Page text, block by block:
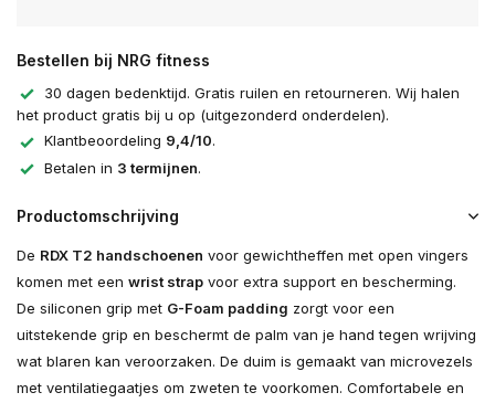
Bestellen bij NRG fitness
30 dagen bedenktijd. Gratis ruilen en retourneren. Wij halen
het product gratis bij u op (uitgezonderd onderdelen).
Klantbeoordeling 9,4/10.
Betalen in 3 termijnen.
Productomschrijving
De RDX T2 handschoenen voor gewichtheffen met open vingers
komen met een wrist strap voor extra support en bescherming.
De siliconen grip met G-Foam padding zorgt voor een
uitstekende grip en beschermt de palm van je hand tegen wrijving
wat blaren kan veroorzaken. De duim is gemaakt van microvezels
met ventilatiegaatjes om zweten te voorkomen. Comfortabele en